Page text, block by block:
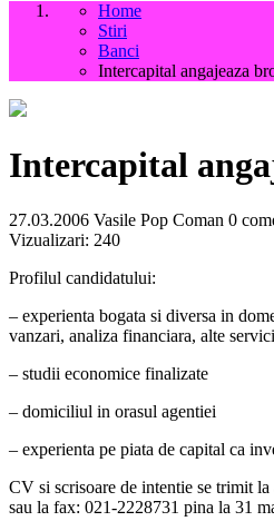
Home
Stiri
Banci
Intercapital angajeaza
Intercapital
27.03.2006 Vasile Pop Coman 0
Vizualizari: 240
Profilul candidatului:
– experienta bogata si diversa in
vanzari, analiza financiara, alte
– studii economice finalizate
– domiciliul in orasul agentiei
– experienta pe piata de capital ca
CV si scrisoare de intentie se trimit
sau la fax: 021-2228731 pina la 31